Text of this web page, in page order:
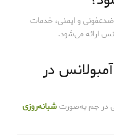
ضدعفونی و ایمنی، خدمات
ارائه می‌شود.
در
در جم به‌صورتشبانه‌روزی